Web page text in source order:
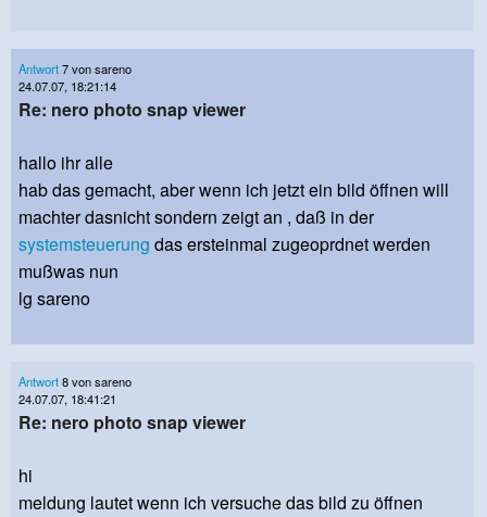
Antwort7 von sareno
24.07.07, 18:21:14
Re: nero photo snap viewer
hallo ihr alle
hab das gemacht, aber wenn ich jetzt ein bild öffnen will
machter dasnicht sondern zeigt an , daß in der
systemsteuerung das ersteinmal zugeoprdnet werden
mußwas nun
lg sareno
Antwort8 von sareno
24.07.07, 18:41:21
Re: nero photo snap viewer
hi
meldung lautet wenn ich versuche das bild zu öffnen